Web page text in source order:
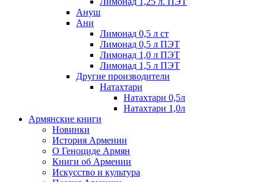
Ануш
Ани
Лимонад 0,5 л ст
Лимонад 0,5 л ПЭТ
Лимонад 1,0 л ПЭТ
Лимонад 1,5 л ПЭТ
Другие производители
Натахтари
Натахтари 0,5л
Натахтари 1,0л
Армянские книги
Новинки
История Армении
О Геноциде Армян
Книги об Армении
Иcкусство и культура